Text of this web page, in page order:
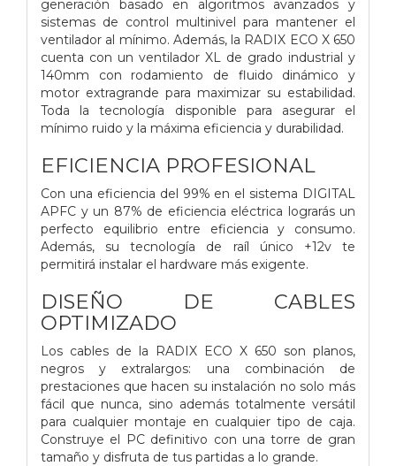
generación basado en algoritmos avanzados y
sistemas de control multinivel para mantener el
ventilador al mínimo. Además, la RADIX ECO X 650
cuenta con un ventilador XL de grado industrial y
140mm con rodamiento de fluido dinámico y
motor extragrande para maximizar su estabilidad.
Toda la tecnología disponible para asegurar el
mínimo ruido y la máxima eficiencia y durabilidad.
EFICIENCIA PROFESIONAL
Con una eficiencia del 99% en el sistema DIGITAL
APFC y un 87% de eficiencia eléctrica lograrás un
perfecto equilibrio entre eficiencia y consumo.
Además, su tecnología de raíl único +12v te
permitirá instalar el hardware más exigente.
DISEÑO DE CABLES
OPTIMIZADO
Los cables de la RADIX ECO X 650 son planos,
negros y extralargos: una combinación de
prestaciones que hacen su instalación no solo más
fácil que nunca, sino además totalmente versátil
para cualquier montaje en cualquier tipo de caja.
Construye el PC definitivo con una torre de gran
tamaño y disfruta de tus partidas a lo grande.